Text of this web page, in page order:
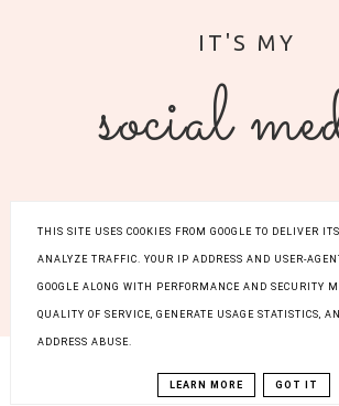
social
COPYRIGHT ©ZARAZ-
THIS SITE USES COOKIES FROM GOOGLE TO DELIVER
ANALYZE TRAFFIC. YOUR IP ADDRESS AND USER-
GOOGLE ALONG WITH PERFORMANCE AND SECURITY
QUALITY OF SERVICE, GENERATE USAGE STATISTICS,
ADDRESS ABUSE.
LEARN MORE GOT IT